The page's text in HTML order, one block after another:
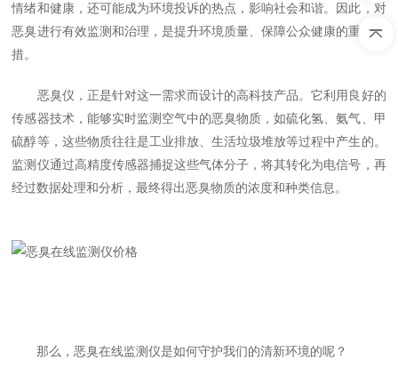
情绪和健康，还可能成为环境投诉的热点，影响社会和谐。因此，对
恶臭进行有效监测和治理，是提升环境质量、保障公众健康的重要举
措。
恶臭仪，正是针对这一需求而设计的高科技产品。它利用良好的
传感器技术，能够实时监测空气中的恶臭物质，如硫化氢、氨气、甲
硫醇等，这些物质往往是工业排放、生活垃圾堆放等过程中产生的。
监测仪通过高精度传感器捕捉这些气体分子，将其转化为电信号，再
经过数据处理和分析，最终得出恶臭物质的浓度和种类信息。
那么，恶臭在线监测仪是如何守护我们的清新环境的呢？